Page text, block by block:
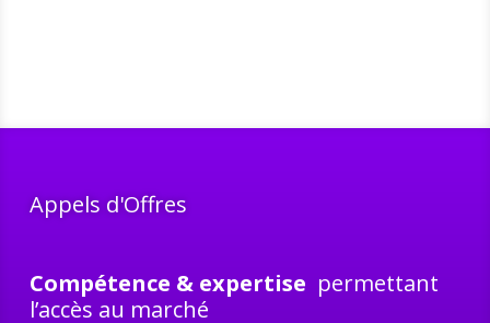
Appels d'Offres
Compétence & expertise permettant
l’accès au marché